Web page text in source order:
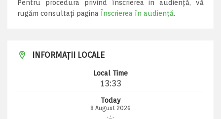
Pentru procedura privind înscrierea in audiență, vă
rugăm consultați pagina Înscrierea în audiență.
INFORMAȚII LOCALE
Local Time
13:33
Today
8 August 2026